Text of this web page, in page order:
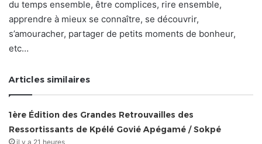
du temps ensemble, être complices, rire ensemble,
apprendre à mieux se connaître, se découvrir,
s’amouracher, partager de petits moments de bonheur,
etc…
Articles similaires
1ère Édition des Grandes Retrouvailles des
Ressortissants de Kpélé Govié Apégamé / Sokpé
il y a 21 heures